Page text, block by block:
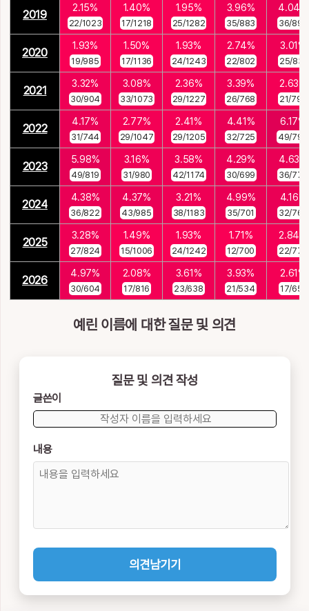
2019
2.15%
22/1023
1.40%
17/1218
1.95%
25/1282
3.96%
35/883
4.04%
36/890
2020
1.93%
19/985
1.50%
17/1136
1.93%
24/1243
2.74%
22/802
3.01%
25/831
2021
3.32%
30/904
3.08%
33/1073
2.36%
29/1227
3.39%
26/768
2.63%
21/797
2022
4.17%
31/744
2.77%
29/1047
2.41%
29/1205
4.41%
32/725
6.17%
49/794
2023
5.98%
49/819
3.16%
31/980
3.58%
42/1174
4.29%
30/699
4.63%
36/778
2024
4.38%
36/822
4.37%
43/985
3.21%
38/1183
4.99%
35/701
4.16%
32/769
2025
3.28%
27/824
1.49%
15/1006
1.93%
24/1242
1.71%
12/700
2.84%
22/775
2026
4.97%
30/604
2.08%
17/816
3.61%
23/638
3.93%
21/534
2.61%
17/651
예린 이름에 대한 질문 및 의견
질문 및 의견 작성
글쓴이
내용
의견남기기